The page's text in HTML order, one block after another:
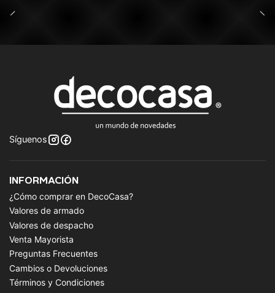
Síguenos
INFORMACIÓN
¿Cómo comprar en DecoCasa?
Valores de armado
Valores de despacho
Venta Mayorista
Preguntas Frecuentes
Cambios o Devoluciones
Términos y Condiciones